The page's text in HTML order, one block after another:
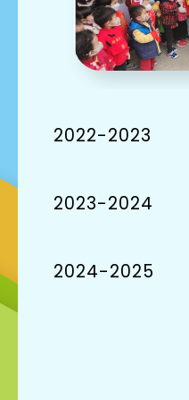
2022-2023
2023-2024
2024-2025